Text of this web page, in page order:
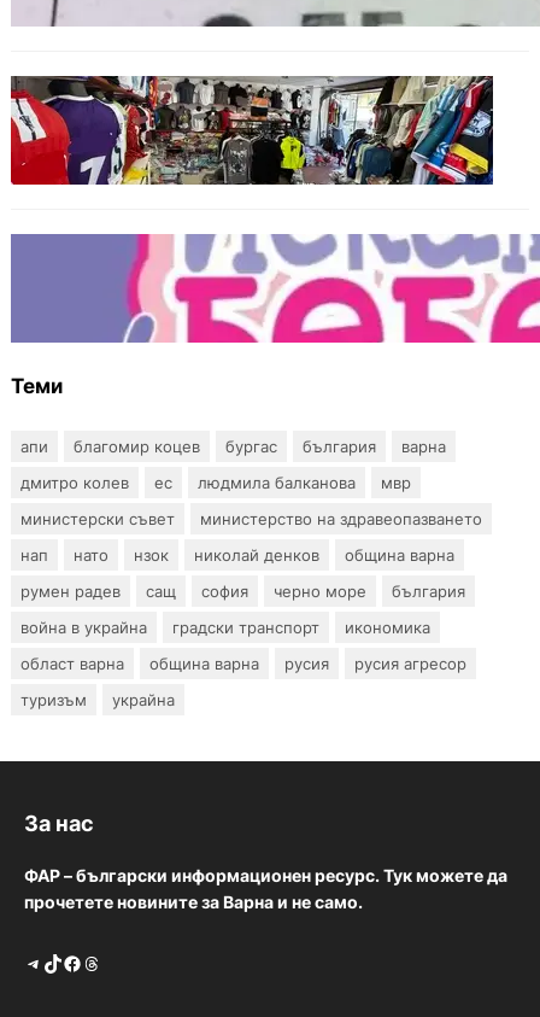
БЪЛГАРИЯ
Иззеха фалшиви стоки за близо 650 000
евро при акция във Варна и „Златни
пясъци“
Инвитро подкрепата под въпрос? „Искам
бебе“ се обяви срещу прехвърлянето на
Центъра към НЗОК
Теми
апи благомир коцев бургас българия
варна
дмитро колев
ес людмила балканова
мвр
министерски съвет
министерство на здравеопазването
нап
нато нзок николай денков
община варна
румен радев
сащ софия черно море
българия
война в украйна
градски транспорт
икономика
област варна
община варна русия
русия агресор
туризъм
украйна
За нас
ФАР – български информационен ресурс. Тук можете да
прочетете новините за Варна и не само.
Telegram TikTok Facebook Threads